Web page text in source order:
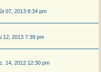
07, 2013 8:34 pm
12, 2013 7:39 pm
14, 2012 12:30 pm